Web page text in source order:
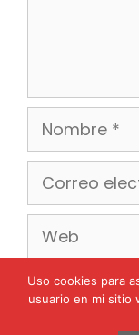
Nombre
Correo
Web
Uso cookies para
usuario en mi sitio